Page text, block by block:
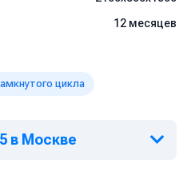
погружным насосом
от механических примесей, а
предназначенной для мойки
12 месяцев
цикла
в Москве